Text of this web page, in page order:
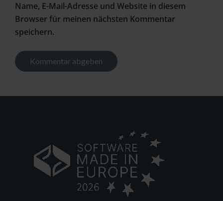
Name, E-Mail-Adresse und Website in diesem
Browser für meinen nächsten Kommentar
speichern.